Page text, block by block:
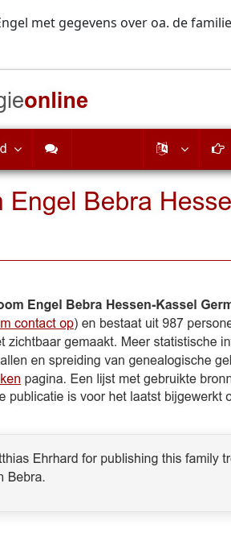
met gegevens over oa. de